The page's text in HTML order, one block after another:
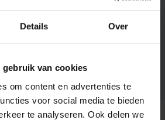
Details Over
gebruik van cookies
om content en advertenties te
voor social media te bieden
te analyseren. Ook delen we